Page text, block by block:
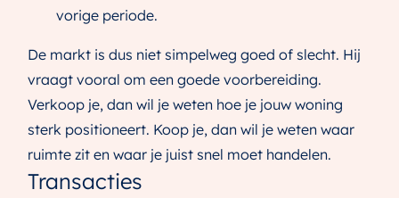
vorige periode.
De markt is dus niet simpelweg goed of slecht. Hij
vraagt vooral om een goede voorbereiding.
Verkoop je, dan wil je weten hoe je jouw woning
sterk positioneert. Koop je, dan wil je weten waar
ruimte zit en waar je juist snel moet handelen.
Transacties